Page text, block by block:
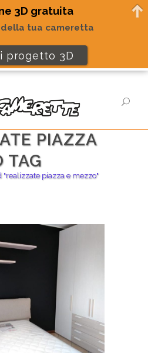
PIAZZA
TAG
"realizzate piazza e mezzo"
3D gratuita
della tua cameretta
progetto 3D